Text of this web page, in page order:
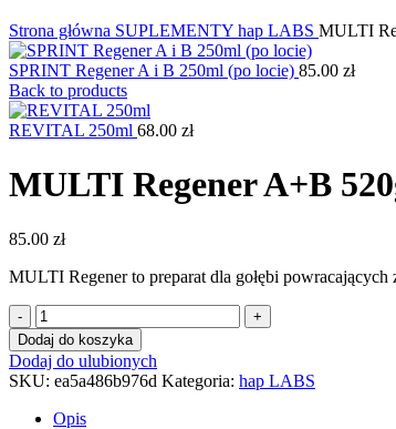
Strona główna SUPLEMENTY hap LABS MULTI
SPRINT Regener A i B 250ml (po locie) 85.00 zł
Back to products
REVITAL 250ml 68.00 zł
MULTI Regener A+B
85.00 zł
MULTI Regenerto preparat dla gołębi
ilość
MULTI
Regener
A+B
520g
Dodaj do koszyka
Dodaj do ulubionych
SKU: ea5a486b976d Kategoria: hap LABS
Opis